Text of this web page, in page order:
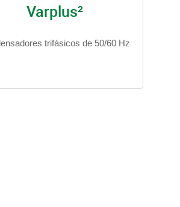
Varplus²
trifásicos de 50/60 Hz